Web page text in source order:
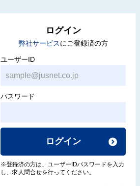
ログイン
弊社サービスにご登録済の方
ユーザーID
パスワード
ログイン
※登録済の方は、ユーザーIDパスワードを入力
し、求人問合せを行ってください。